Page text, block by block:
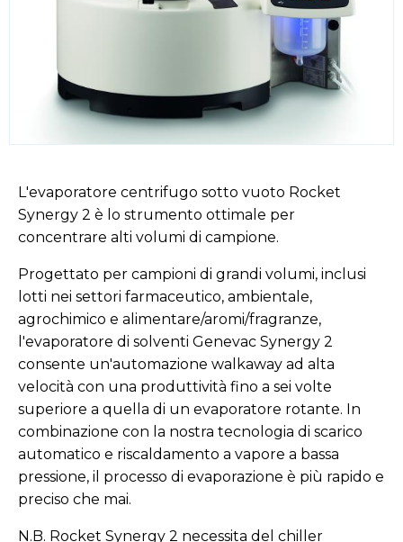
L'evaporatore centrifugo sotto vuoto Rocket
Synergy 2 è lo strumento ottimale per
concentrare alti volumi di campione.
Progettato per campioni di grandi volumi, inclusi
lotti nei settori farmaceutico, ambientale,
agrochimico e alimentare/aromi/fragranze,
l'evaporatore di solventi Genevac Synergy 2
consente un'automazione walkaway ad alta
velocità con una produttività fino a sei volte
superiore a quella di un evaporatore rotante. In
combinazione con la nostra tecnologia di scarico
automatico e riscaldamento a vapore a bassa
pressione, il processo di evaporazione è più rapido e
preciso che mai.
N.B. Rocket Synergy 2 necessita del chiller